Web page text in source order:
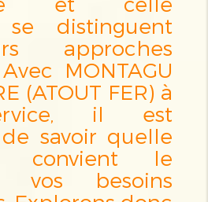
distinguent
approches
MONTAGU
(ATOUT FER) à
il est
savoir quelle
convient le
vos besoins